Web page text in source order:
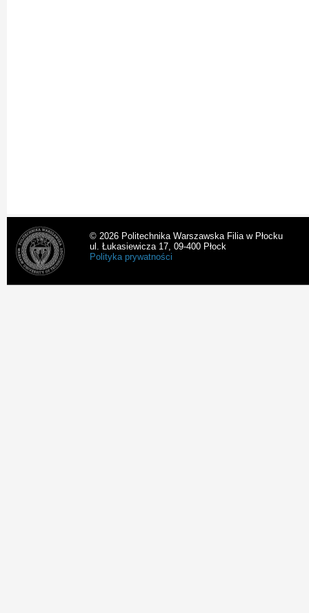
© 2026 Politechnika Warszawska Filia w Płocku
ul. Łukasiewicza 17, 09-400 Płock
Polityka prywatności